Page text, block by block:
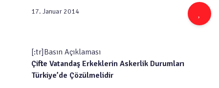
17. Januar 2014
[:tr]Basın Açıklaması
Çifte Vatandaş Erkeklerin Askerlik Durumları
Türkiye’de Çözülmelidir